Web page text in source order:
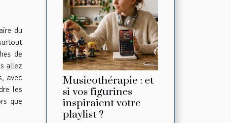
du
de
allez
avec
les
que
Musicothérapie : et
si vos figurines
inspiraient votre
playlist ?